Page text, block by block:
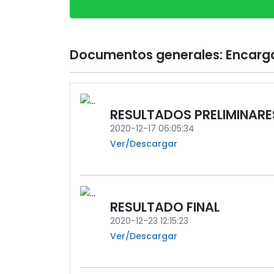
Documentos generales:
RESULTADOS
2020-12-17 06:05:34
Ver/Descargar
RESULTADO FINAL
2020-12-23 12:15:23
Ver/Descargar